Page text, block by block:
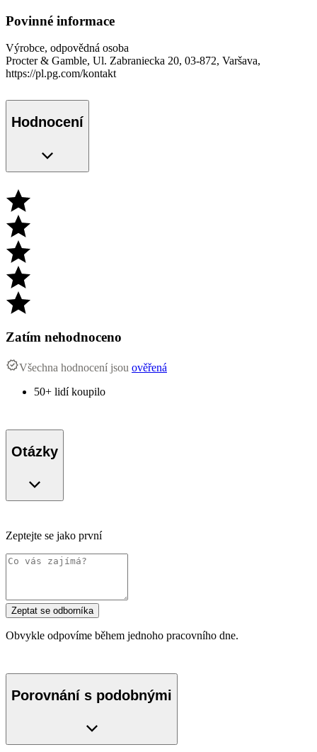
Povinné informace
Výrobce, odpovědná osoba
Procter & Gamble, Ul. Zabraniecka 20, 03-872, Varšava,
https://pl.pg.com/kontakt
Hodnocení
Zatím nehodnoceno
Všechna hodnocení jsou ověřená
50+ lidí koupilo
Otázky
Zeptejte se jako první
Zeptat se odborníka
Obvykle odpovíme během jednoho pracovního dne.
Porovnání s podobnými